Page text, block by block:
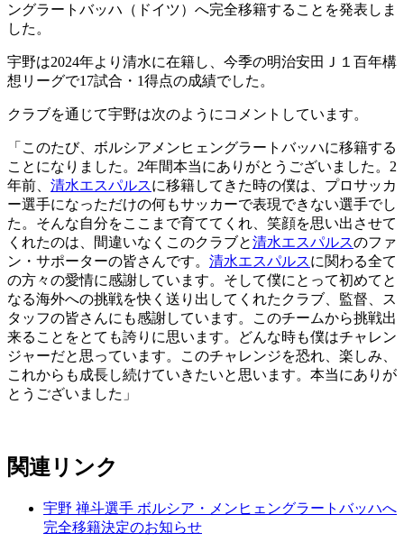
ングラートバッハ（ドイツ）へ完全移籍することを発表しま
した。
宇野は2024年より清水に在籍し、今季の明治安田Ｊ１百年構
想リーグで17試合・1得点の成績でした。
クラブを通じて宇野は次のようにコメントしています。
「このたび、ボルシアメンヒェングラートバッハに移籍する
ことになりました。2年間本当にありがとうございました。2
年前、 清水エスパルスに移籍してきた時の僕は、プロサッカ
ー選手になっただけの何もサッカーで表現できない選手でし
た。そんな自分をここまで育ててくれ、笑顔を思い出させて
くれたのは、間違いなくこのクラブと清水エスパルスのファ
ン・サポーターの皆さんです。 清水エスパルスに関わる全て
の方々の愛情に感謝しています。そして僕にとって初めてと
なる海外への挑戦を快く送り出してくれたクラブ、監督、ス
タッフの皆さんにも感謝しています。このチームから挑戦出
来ることをとても誇りに思います。どんな時も僕はチャレン
ジャーだと思っています。このチャレンジを恐れ、楽しみ、
これからも成長し続けていきたいと思います。本当にありが
とうございました」
関連リンク
宇野 禅斗選手 ボルシア・メンヒェングラートバッハへ
完全移籍決定のお知らせ